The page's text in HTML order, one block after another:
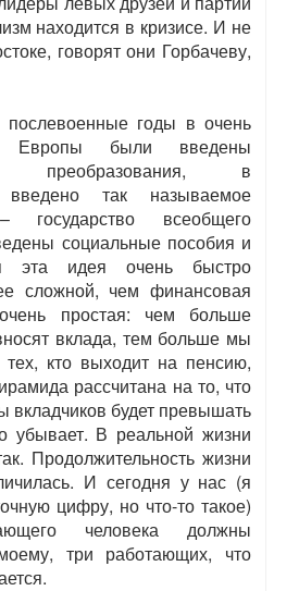
находится в кризисе. И не
говорят они Горбачеву,
годы в очень
Европы были введены
преобразования, в
введено так называемое
всеобщего
социальные пособия и
эта идея очень быстро
сложной, чем финансовая
простая: чем больше
вклада, тем больше мы
кто выходит на пенсию,
рассчитана на то, что
вкладчиков будет превышать
убывает. В реальной жизни
Продолжительность жизни
И сегодня у нас (я
цифру, но что-то такое)
человека должны
три работающих, что